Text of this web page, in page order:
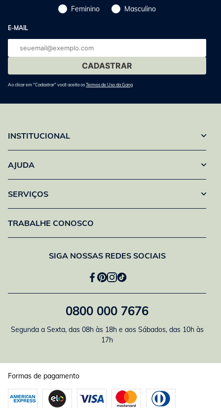
Feminino Masculino
E-MAIL
E-
mail
Ao clicar em "Cadastrar" você aceita osTermos de Uso da Gang
INSTITUCIONAL
AJUDA
SERVIÇOS
TRABALHE CONOSCO
SIGA NOSSAS REDES SOCIAIS
0800 000 7676
Segunda a Sexta, das 08h às 18h e aos Sábados, das 10h às
17h
Formas de pagamento